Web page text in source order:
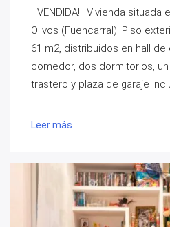
¡¡¡VENDIDA!!! Vivienda
Olivos (Fuencarral). Piso
61 m2, distribuidos en hall de
comedor, dos dormitorios,
trastero y plaza de garaje
...
Leer más